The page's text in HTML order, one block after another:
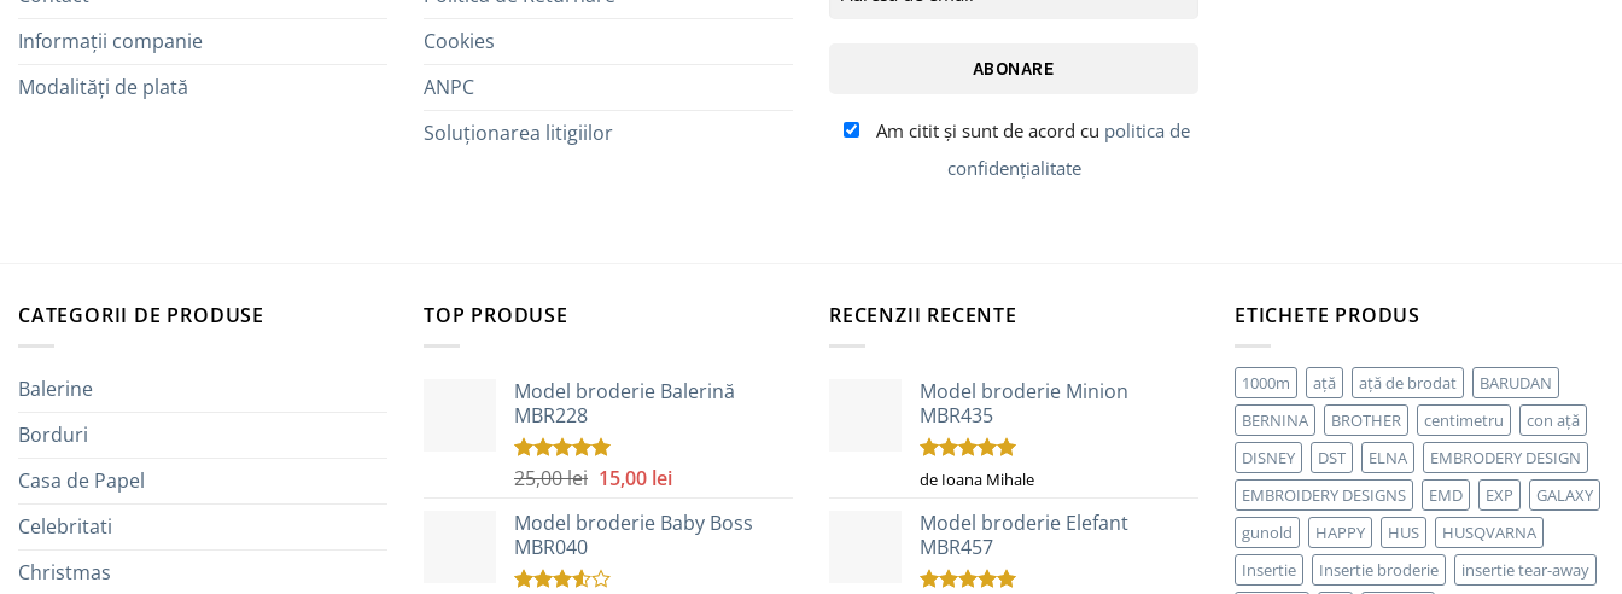
Informații companie
Modalități de plată
Cookies
ANPC
Soluționarea litigiilor
Am citit şi sunt de acord cu politica de
confidențialitate
CATEGORII DE PRODUSE
Balerine
Borduri
Casa de Papel
Celebritati
Christmas
TOP PRODUSE
Model broderie Balerină
MBR228
Evaluat la
5.00
25,00lei Prețul
a
25,00 lei.
15,00 leiPrețul
este:
Model broderie Baby Boss
MBR040
RECENZII RECENTE
Model broderie Minion
MBR435
Evaluat la
de Ioana Mihale
Model broderie Elefant
MBR457
ETICHETE PRODUS
1000m ață ață de brodat
BARUDAN
BERNINA
BROTHER centimetru
con ață
DISNEY
DST ELNA
EMBRODERY DESIGN
EMBROIDERY DESIGNS
EMD EXP
GALAXY
gunold
HAPPY HUS
HUSQVARNA
Insertie
Insertie broderie insertie tear-away